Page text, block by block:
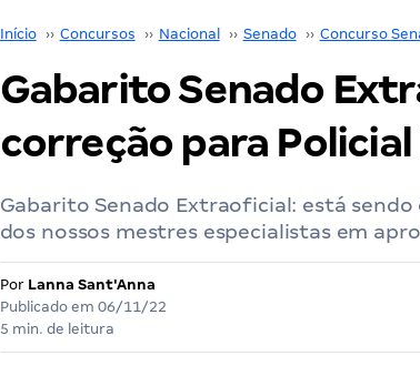
Início ›› Concursos ›› Nacional ›› Senado ›› Concurso
Gabarito Senado
correção para
Gabarito Senado Extraoficial: está
dos nossos mestres especialistas em
Por Lanna Sant'Anna
Publicado em 06/11/22
5 min. de leitura